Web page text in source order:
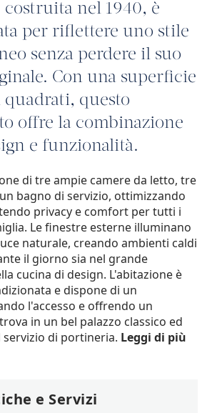
costruita nel 1940, è
per riflettere uno stile
senza perdere il suo
Con una superficie
questo
offre la combinazione
e funzionalità.
di tre ampie camere da letto, tre
bagno di servizio, ottimizzando
privacy e comfort per tutti i
Le finestre esterne illuminano
naturale, creando ambienti caldi
il giorno sia nel grande
cucina di design. L'abitazione è
e dispone di un
l'accesso e offrendo un
in un bel palazzo classico ed
di portineria. Leggi di più
e Servizi